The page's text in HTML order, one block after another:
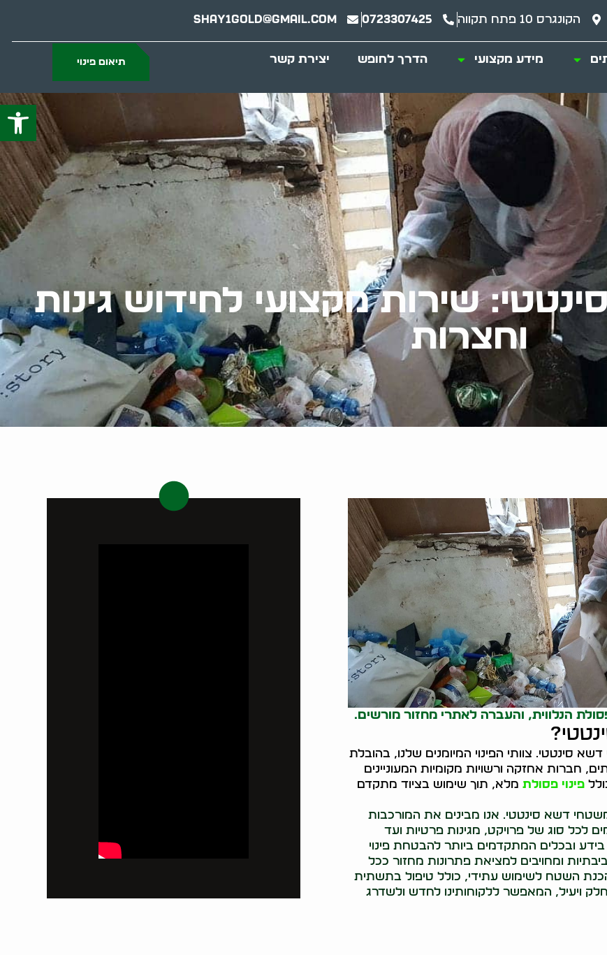
פתח
הקונגרס 10 פתח תקווה 0723307425
Shay1gold@gmail.com
מידע מקצועי הדרך לחופש יצירת קשר תיאום פינוי
שירות מקצועי לחידוש גינות
וחצרות
הנלווית, והעברה לאתרי מחזור מורשים.
סינטטי. צוותי הפינוי המיומנים שלנו, בהובלת
חברות אחזקה ורשויות מקומיות המעוניינים
פינוי פסולת מלא, תוך שימוש בציוד מתקדם
משטחי דשא סינטטי. אנו מבינים את המורכבות
לכל סוג של פרויקט, מגינות פרטיות ועד
בידע ובכלים המתקדמים ביותר להבטחת פינוי
ומחויבים למציאת פתרונות מחזור ככל
השטח לשימוש עתידי, כולל טיפול בתשתית
חלק ויעיל, המאפשר ללקוחותינו לחדש ולשדרג